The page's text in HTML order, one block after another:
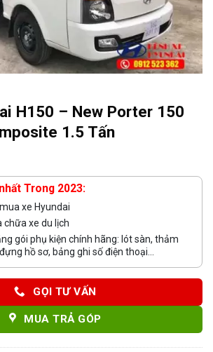
H150 – New Porter 150
1.5 Tấn
Trong 2023:
xe Hyundai
chữa xe du lịch
gói phụ kiện chính hãng: lót sàn, thảm
hồ sơ, bảng ghi số điện thoại...
GỌI TƯ VẤN
MUA TRẢ GÓP